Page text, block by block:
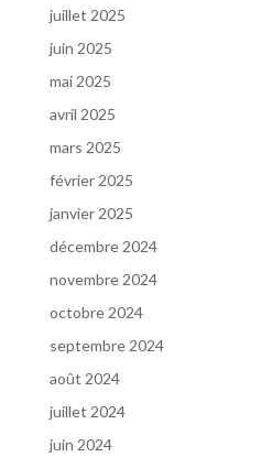
juillet 2025
juin 2025
mai 2025
avril 2025
mars 2025
février 2025
janvier 2025
décembre 2024
novembre 2024
octobre 2024
septembre 2024
août 2024
juillet 2024
juin 2024